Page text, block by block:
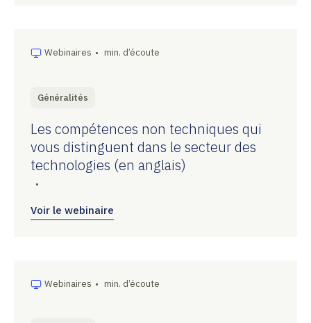
Webinaires • min. d’écoute
Généralités
Les compétences non techniques qui
vous distinguent dans le secteur des
technologies (en anglais)
•
Voir le webinaire
Webinaires • min. d’écoute